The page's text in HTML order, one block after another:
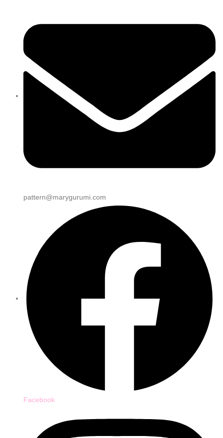
pattern@marygurumi.com
Facebook